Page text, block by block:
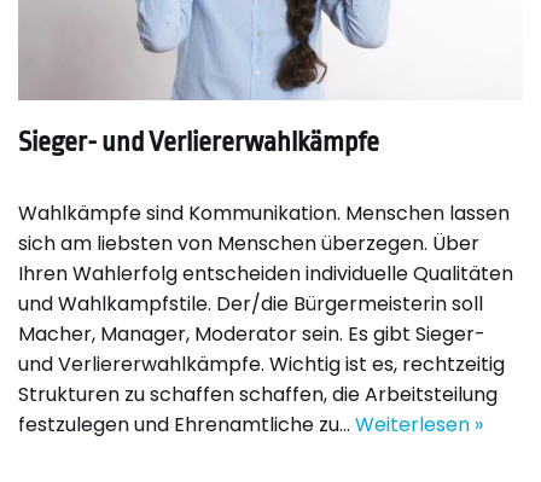
Sieger- und Verliererwahlkämpfe
Wahlkämpfe sind Kommunikation. Menschen lassen
sich am liebsten von Menschen überzegen. Über
Ihren Wahlerfolg entscheiden individuelle Qualitäten
und Wahlkampfstile. Der/die Bürgermeisterin soll
Macher, Manager, Moderator sein. Es gibt Sieger-
und Verliererwahlkämpfe. Wichtig ist es, rechtzeitig
Strukturen zu schaffen schaffen, die Arbeitsteilung
festzulegen und Ehrenamtliche zu… Weiterlesen »